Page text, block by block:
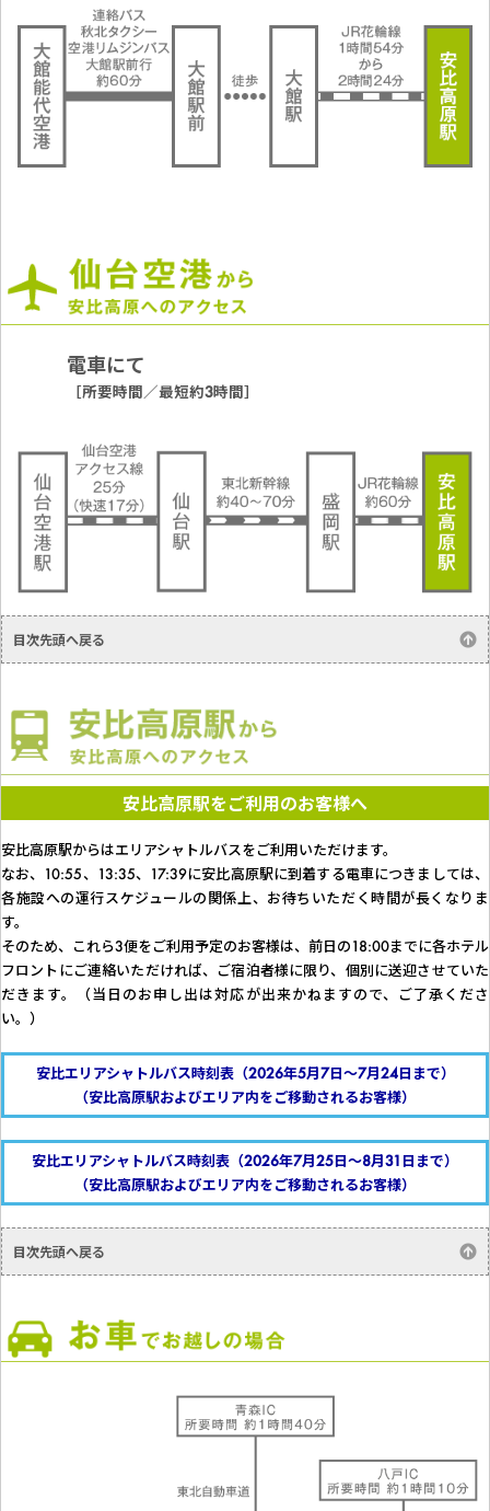
電車にて
［所要時間／最短約3時間］
目次先頭へ戻る
安比高原駅をご利用のお客様へ
安比高原駅からはエリアシャトルバスをご利用いただけます。
なお、10:55、13:35、17:39に安比高原駅に到着する電車につきましては、
各施設への運行スケジュールの関係上、お待ちいただく時間が長くなりま
す。
そのため、これら3便をご利用予定のお客様は、前日の18:00までに各ホテル
フロントにご連絡いただければ、ご宿泊者様に限り、個別に送迎させていた
だきます。（当日のお申し出は対応が出来かねますので、ご了承くださ
い。）
安比エリアシャトルバス時刻表（2026年5月7日～7月24日まで）
（安比高原駅およびエリア内をご移動されるお客様）
安比エリアシャトルバス時刻表（2026年7月25日～8月31日まで）
（安比高原駅およびエリア内をご移動されるお客様）
目次先頭へ戻る